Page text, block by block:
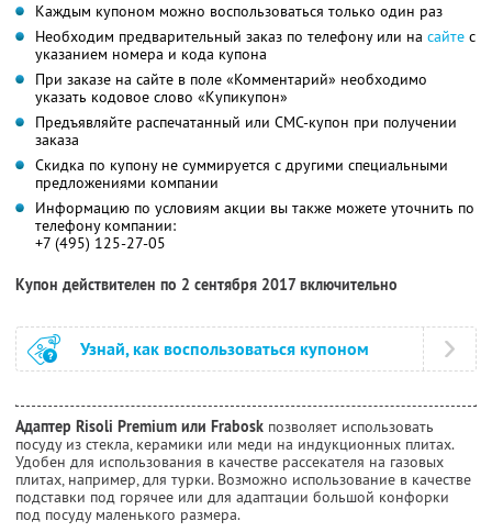
Каждым купоном можно воспользоваться только один раз
Необходим предварительный заказ по телефону или на сайте с
указанием номера и кода купона
При заказе на сайте в поле «Комментарий» необходимо
указать кодовое слово «Купикупон»
Предъявляйте распечатанный или СМС-купон при получении
заказа
Скидка по купону не суммируется с другими специальными
предложениями компании
Информацию по условиям акции вы также можете уточнить по
телефону компании:
+7 (495) 125-27-05
Купон действителен по 2 сентября 2017 включительно
Узнай, как воспользоваться купоном
Адаптер Risoli Premium или Frabosk позволяет использовать
посуду из стекла, керамики или меди на индукционных плитах.
Удобен для использования в качестве рассекателя на газовых
плитах, например, для турки. Возможно использование в качестве
подставки под горячее или для адаптации большой конфорки
под посуду маленького размера.